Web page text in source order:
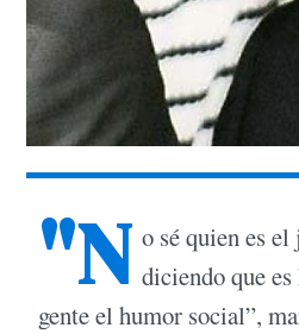
"N o sé quien es
diciendo que
gente el humor social”,